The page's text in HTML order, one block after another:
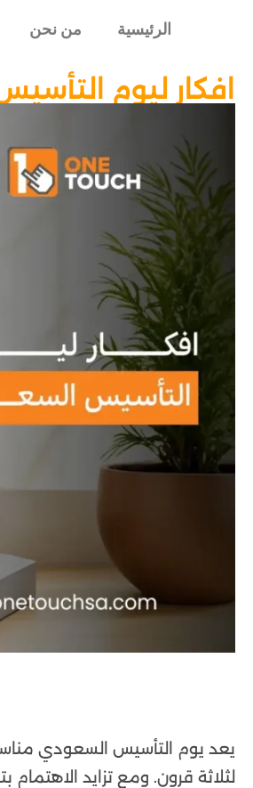
الرئيسية من نحن
افكار ليوم
يعد يوم التأسيس السعودي
لثلاثة قرون. ومع تزايد